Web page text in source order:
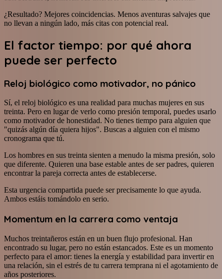
¿Resultado? Mejores coincidencias. Menos aventuras salvajes que
no llevan a ningún lado, más citas con potencial real.
El factor tiempo: por qué ahora
puede ser perfecto
Reloj biológico como motivador, no pánico
Sí, el reloj biológico es una realidad para muchas mujeres en sus
treinta. Pero en lugar de verlo como presión temporal, puedes usarlo
como motivador de honestidad. No tienes tiempo para alguien que
"quizás algún día quiera hijos". Buscas a alguien con el mismo
cronograma que tú.
Los hombres en sus treinta sienten a menudo la misma presión, solo
que diferente. Quieren una base estable antes de ser padres, quieren
encontrar la pareja correcta antes de establecerse.
Esta urgencia compartida puede ser precisamente lo que ayuda.
Ambos estáis tomándolo en serio.
Momentum en la carrera como ventaja
Muchos treintañeros están en un buen flujo profesional. Han
encontrado su lugar, pero no están estancados. Este es un momento
perfecto para el amor: tienes la energía y estabilidad para invertir en
una relación, sin el estrés de tu carrera temprana ni el agotamiento de
años posteriores.